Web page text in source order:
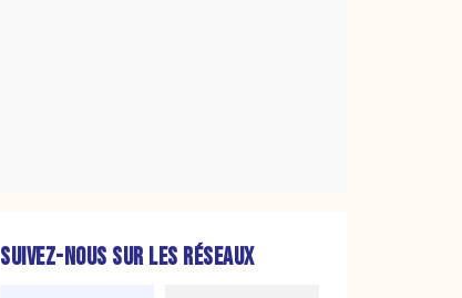
SUIVEZ-NOUS SUR LES RÉSEAUX